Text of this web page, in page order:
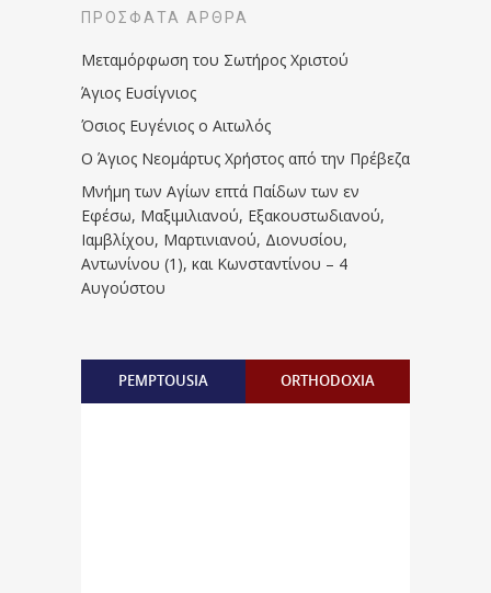
ΠΡΌΣΦΑΤΑ ΆΡΘΡΑ
Μεταμόρφωση του Σωτήρος Χριστού
Άγιος Ευσίγνιος
Όσιος Ευγένιος ο Αιτωλός
Ο Άγιος Νεομάρτυς Χρήστος από την Πρέβεζα
Μνήμη των Aγίων επτά Παίδων των εν
Eφέσω, Mαξιμιλιανού, Eξακουστωδιανού,
Iαμβλίχου, Mαρτινιανού, Διονυσίου,
Aντωνίνου (1), και Kωνσταντίνου – 4
Αυγούστου
PEMPTOUSIA ORTHODOXIA